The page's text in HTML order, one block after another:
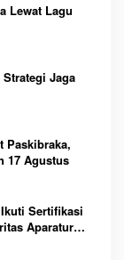
Lewat Lagu
Jaga
Paskibraka,
17 Agustus
Sertifikasi
Aparatur